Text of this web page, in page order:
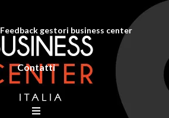
Feedback gestori business center
Contatti